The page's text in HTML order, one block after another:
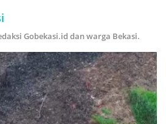
Gobekasi.id dan warga Bekasi.